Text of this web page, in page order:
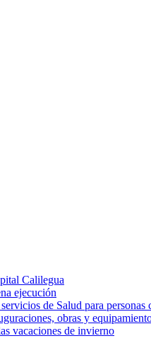
Calilegua
ejecución
de Salud para personas
obras y
vacaciones de invierno